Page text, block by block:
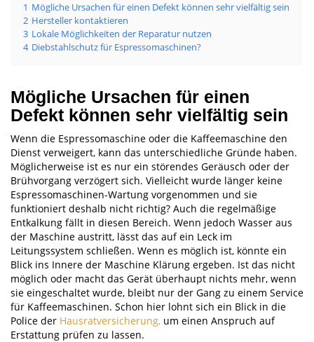
1 Mögliche Ursachen für einen Defekt können sehr vielfältig sein
2 Hersteller kontaktieren
3 Lokale Möglichkeiten der Reparatur nutzen
4 Diebstahlschutz für Espressomaschinen?
Mögliche Ursachen für einen
Defekt können sehr vielfältig sein
Wenn die Espressomaschine oder die Kaffeemaschine den
Dienst verweigert, kann das unterschiedliche Gründe haben.
Möglicherweise ist es nur ein störendes Geräusch oder der
Brühvorgang verzögert sich. Vielleicht wurde länger keine
Espressomaschinen-Wartung vorgenommen und sie
funktioniert deshalb nicht richtig? Auch die regelmäßige
Entkalkung fällt in diesen Bereich. Wenn jedoch Wasser aus
der Maschine austritt, lässt das auf ein Leck im
Leitungssystem schließen. Wenn es möglich ist, könnte ein
Blick ins Innere der Maschine Klärung ergeben. Ist das nicht
möglich oder macht das Gerät überhaupt nichts mehr, wenn
sie eingeschaltet wurde, bleibt nur der Gang zu einem Service
für Kaffeemaschinen. Schon hier lohnt sich ein Blick in die
Police der Hausratversicherung, um einen Anspruch auf
Erstattung prüfen zu lassen.